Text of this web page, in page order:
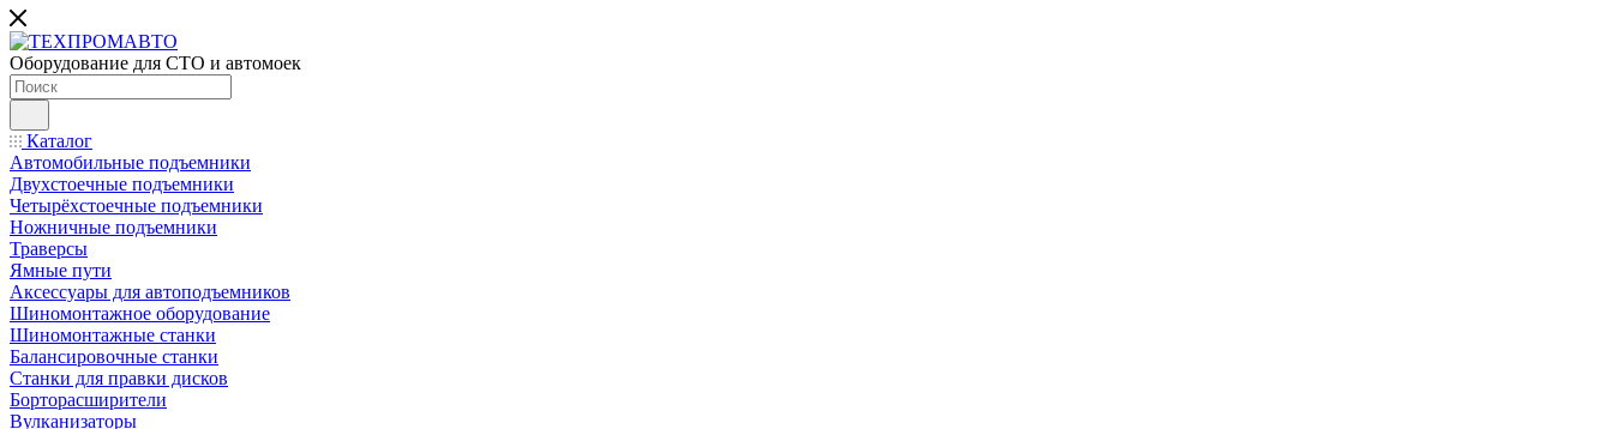
Оборудование для СТО и автомоек
Каталог
Автомобильные подъемники
Двухстоечные подъемники
Четырёхстоечные подъемники
Ножничные подъемники
Траверсы
Ямные пути
Аксессуары для автоподъемников
Шиномонтажное оборудование
Шиномонтажные станки
Балансировочные станки
Станки для правки дисков
Борторасширители
Вулканизаторы